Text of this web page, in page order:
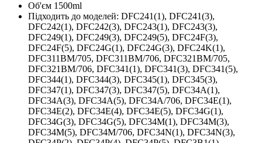
Об'єм 1500ml
Підходить до моделей: DFC241(1), DFC241(3),
DFC242(1), DFC242(3), DFC243(1), DFC243(3),
DFC249(1), DFC249(3), DFC249(5), DFC24F(3),
DFC24F(5), DFC24G(1), DFC24G(3), DFC24K(1),
DFC311BM/705, DFC311BM/706, DFC321BM/705,
DFC321BM/706, DFC341(1), DFC341(3), DFC341(5),
DFC344(1), DFC344(3), DFC345(1), DFC345(3),
DFC347(1), DFC347(3), DFC347(5), DFC34A(1),
DFC34A(3), DFC34A(5), DFC34A/706, DFC34E(1),
DFC34E(2), DFC34E(4), DFC34E(5), DFC34G(1),
DFC34G(3), DFC34G(5), DFC34M(1), DFC34M(3),
DFC34M(5), DFC34M/706, DFC34N(1), DFC34N(3),